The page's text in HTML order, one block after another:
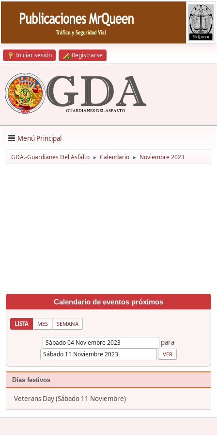
Iniciar sesión Registrarse
Menú Principal
GDA.-Guardianes Del Asfalto ► Calendario ► Noviembre 2023
Calendario de eventos próximos
LISTA MES SEMANA
para
Días festivos
Veterans Day (Sábado 11 Noviembre)